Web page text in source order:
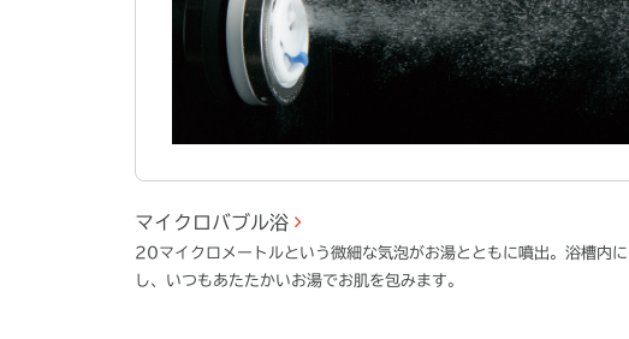
マイクロバブル浴
20マイクロメートルという微細な気泡がお湯とともに噴出。浴槽内
し、いつもあたたかいお湯でお肌を包みます。